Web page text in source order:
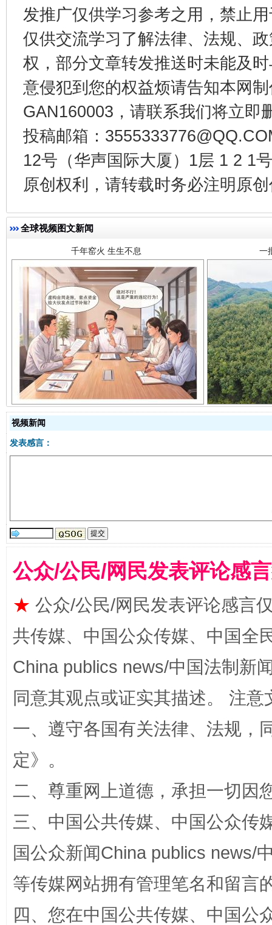
发推广仅供学习参考之用，禁止
仅供交流学习了解法律、法规、
权，部分文章转发推送时未能及
意侵犯到您的权益烦请告知本网
GAN160003，请联系我们将立即
投稿邮箱：
12号（华声国际大厦）1层 1 2 1
原创权利，请转载时务必注明原
全球视频图文新闻
东山县通报“牛蛙产品抗生素超标问题” 法
千年窑火 生生不息
揭开“小金库”的免责幌子
全民健身五年计划来了！等你上场
阿坝州三大球赛在茂县开幕 规模
视频新闻
发表感言：
公众/公民/网民发表评论感
★ 公众/公民/网民发表评论感言
共传媒、中国公众传媒、中国全
China publics news/中国法制新
同意其观点或证实其描述。 注
一、遵守各国有关法律、法规，
定》。
二、尊重网上道德，承担一切因
三、中国公共传媒、中国公众传
国公众新闻China publics news/
等传媒网站拥有管理笔名和留言
四、您在中国公共传媒、中国公